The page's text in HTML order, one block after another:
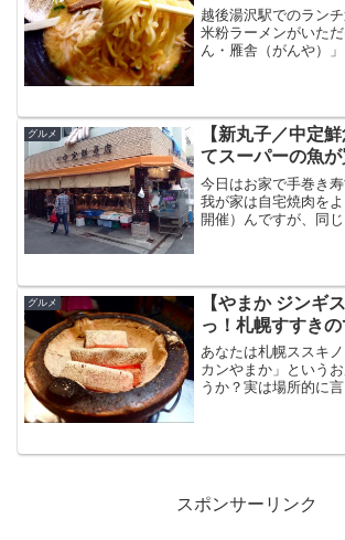
越後湯沢駅でのランチ
米粉ラーメンがいた
ん・雁舎（がんや）
が出回っていないこ
グルメ
【新丸子／中定
てスーパーの魚が
今日はお家で手巻き
我が家は自宅焼肉を
開催）んですが、同じ
寿司」を作るのはハ
グルメ
【やまか ジンギ
っ！札幌すすき
あなたは札幌ススキ
カンやまか」という
うか？実は場所的に
さんも炭焼きで極上
スポンサーリンク